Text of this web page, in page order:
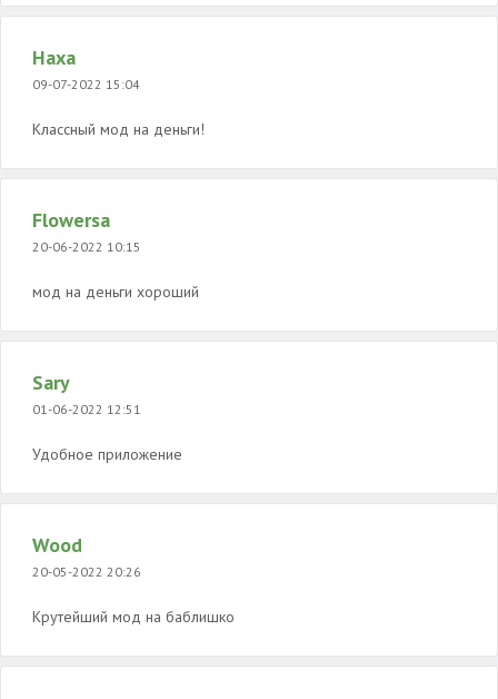
Haxa
09-07-2022 15:04
Классный мод на деньги!
Flowersa
20-06-2022 10:15
мод на деньги хороший
Sary
01-06-2022 12:51
Удобное приложение
Wood
20-05-2022 20:26
Крутейший мод на баблишко